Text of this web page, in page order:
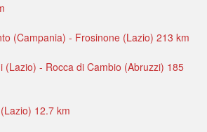
(Campania) - Frosinone (Lazio) 213 km
(Lazio) - Rocca di Cambio (Abruzzi) 185
12.7 km